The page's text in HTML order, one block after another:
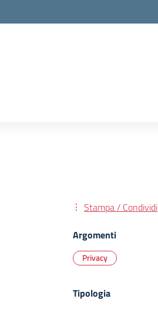
Stampa / Condividi
Argomenti
Privacy
Tipologia